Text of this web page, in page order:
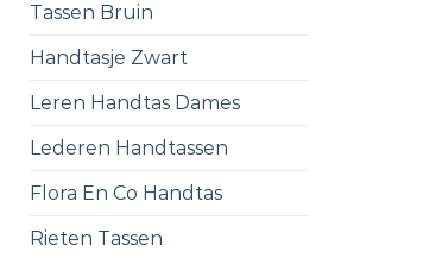
Tassen Bruin
Handtasje Zwart
Leren Handtas Dames
Lederen Handtassen
Flora En Co Handtas
Rieten Tassen